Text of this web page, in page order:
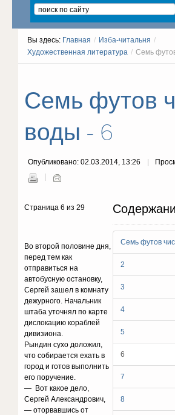
Вы здесь: Главная / Изба-читальня /
Художественная литература / Семь
Семь футов
воды - 6
Опубликовано: 02.03.2014, 13:26
Семь футов
2
3
4
5
6
7
8
Страница 6 из 29
Во второй половине дня,
перед тем как
отправиться на
автобусную остановку,
Сергей зашел в комнату
дежурного. Начальник
штаба уточнял по карте
дислокацию кораблей
дивизиона.
Рындин сухо доложил,
что собирается ехать в
город и готов выполнить
его поручение.
— Вот какое дело,
Сергей Александрович,
— оторвавшись от